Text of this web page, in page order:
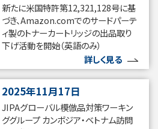
新たに米国特許第12,321,128号に基
づき、Amazon.comでのサードパーテ
ィ製のトナーカートリッジの出品取り
下げ活動を開始（英語のみ）
詳しく見る
2025年11月17日
JIPAグローバル模倣品対策ワーキン
ググループ カンボジア・ベトナム訪問